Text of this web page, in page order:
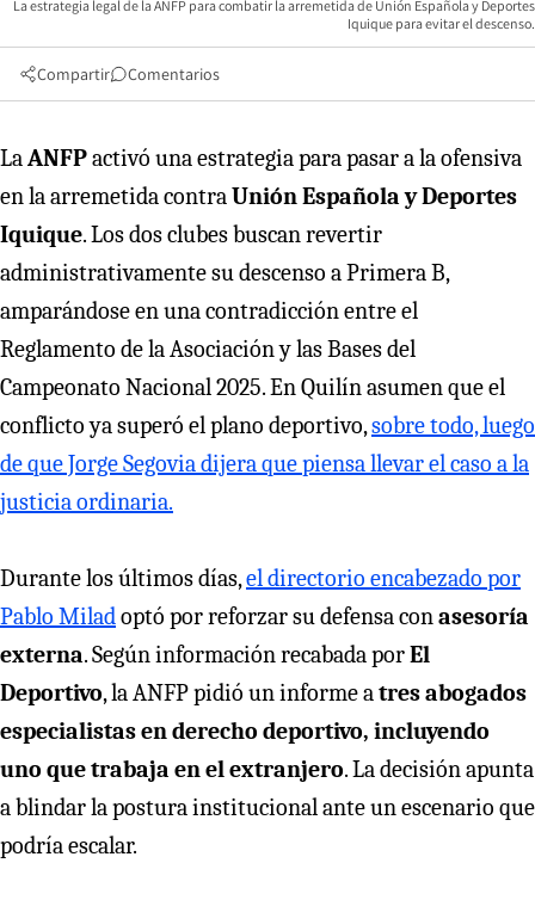
La estrategia legal de la ANFP para combatir la arremetida de Unión Española y Deportes
Iquique para evitar el descenso.
Compartir Comentarios
LaANFPactivó una estrategia para pasar a la ofensiva
en la arremetida contraUnión Española y Deportes
Iquique. Los dos clubes buscan revertir
administrativamente su descenso a Primera B,
amparándose en una contradicción entre el
Reglamento de la Asociación y las Bases del
Campeonato Nacional 2025. En Quilín asumen que el
conflicto ya superó el plano deportivo,sobre todo, luego
de que Jorge Segovia dijera que piensa llevar el caso a la
justicia ordinaria.
Durante los últimos días,el directorio encabezado por
Pablo Miladoptó por reforzar su defensa conasesoría
externa. Según información recabada porEl
Deportivo, la ANFP pidió un informe atres abogados
especialistas en derecho deportivo, incluyendo
uno que trabaja en el extranjero. La decisión apunta
a blindar la postura institucional ante un escenario que
podría escalar.